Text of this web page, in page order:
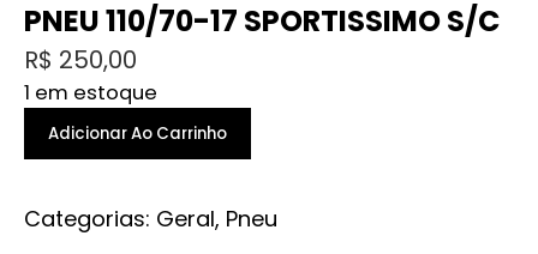
PNEU 110/70-17 SPORTISSIMO S/C
R$ 250,00
1 em estoque
PNEU
110/70-
SPORTISSIMO
Adicionar Ao Carrinho
Categorias: Geral, Pneu